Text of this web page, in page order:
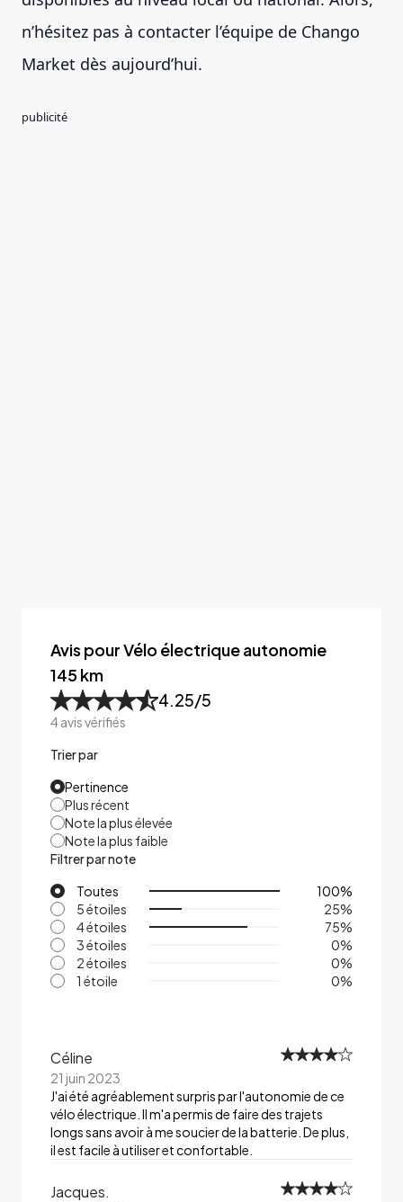
n’hésitez pas à contacter l’équipe de Chango
Market dès aujourd’hui.
publicité
Avis pour Vélo électrique autonomie
145 km
4.25/5
4avis vérifiés
Trier par
Pertinence
Plus récent
Note la plus élevée
Note la plus faible
Filtrer par note
Toutes
100%
5 étoiles
25%
4 étoiles
75%
3 étoiles
0%
2 étoiles
0%
1 étoile
0%
Céline
21 juin 2023
J'ai été agréablement surpris par l'autonomie de ce
vélo électrique. Il m'a permis de faire des trajets
longs sans avoir à me soucier de la batterie. De plus,
il est facile à utiliser et confortable.
Jacques.